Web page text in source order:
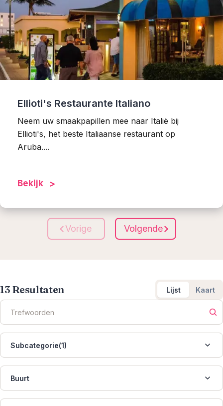
Ellioti's Restaurante Italiano
Neem uw smaakpapillen mee naar Italië bij
Ellioti's, het beste Italiaanse restaurant op
Aruba....
Bekijk
Vorige Volgende
13 Resultaten Lijst Kaart
Subcategorie(1)
Buurt